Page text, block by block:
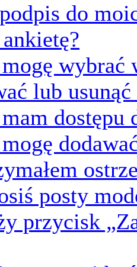
do
wybrać
lub usunąć
dostępu
posty
przycisk